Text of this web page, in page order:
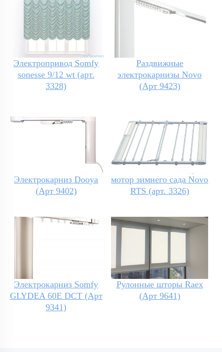
Электропривод Somfy
sonesse 9/12 wt (арт.
3328)
Раздвижные
электрокарнизы Novo
(Арт 9423)
Электрокарниз Dooya
(Арт 9402)
мотор зимнего сада Novo
RTS (арт. 3326)
Электрокарниз Somfy
GLYDEA 60E DCT (Арт
9341)
Рулонные шторы Raex
(Арт 9641)